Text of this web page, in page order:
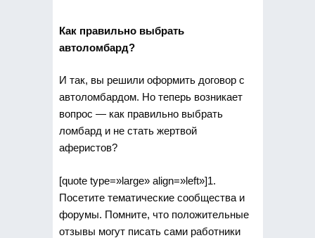
Как правильно выбрать
автоломбард?
И так, вы решили оформить договор с
автоломбардом. Но теперь возникает
вопрос — как правильно выбрать
ломбард и не стать жертвой
аферистов?
[quote type=»large» align=»left»]1.
Посетите тематические сообщества и
форумы. Помните, что положительные
отзывы могут писать сами работники